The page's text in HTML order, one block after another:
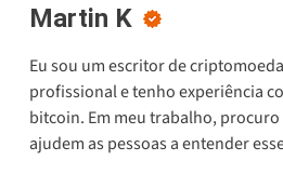
Martin K
Eu sou um escritor de
profissional e tenho experiência
bitcoin. Em meu trabalho,
ajudem as pessoas a entender